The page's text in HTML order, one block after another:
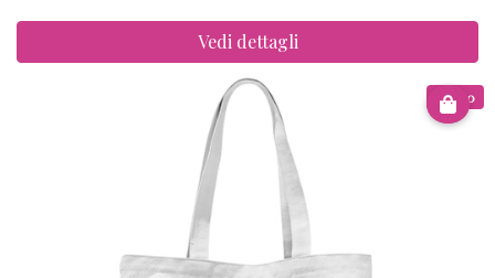
Vedi dettagli
€ 8.00